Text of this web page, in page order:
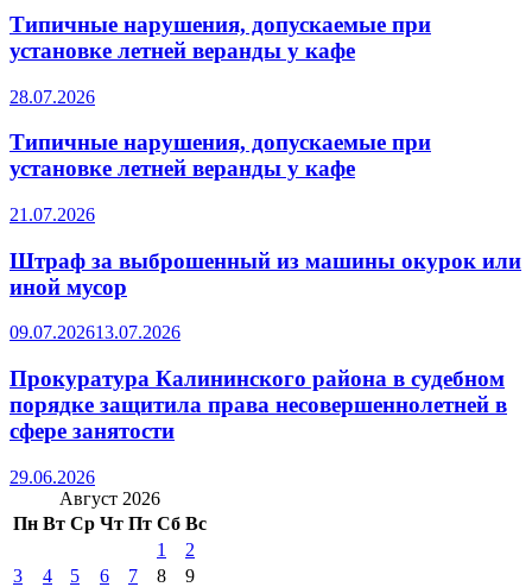
Типичные нарушения, допускаемые при
установке летней веранды у кафе
28.07.2026
Типичные нарушения, допускаемые при
установке летней веранды у кафе
21.07.2026
Штраф за выброшенный из машины окурок или
иной мусор
09.07.202613.07.2026
Прокуратура Калининского района в судебном
порядке защитила права несовершеннолетней в
сфере занятости
29.06.2026
Август 2026
Пн Вт Ср Чт Пт Сб Вс
1
2
3
4 5 6 7 8
9